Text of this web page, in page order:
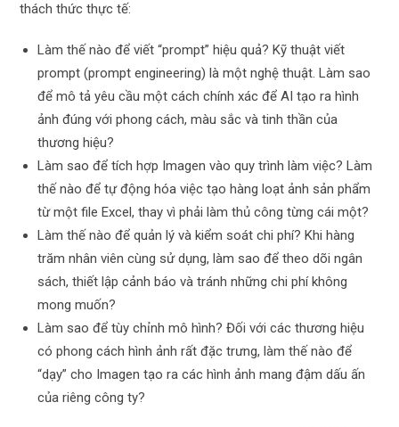
thách thức thực tế:
Làm thế nào để viết “prompt” hiệu quả? Kỹ thuật viết
prompt (prompt engineering) là một nghệ thuật. Làm sao
để mô tả yêu cầu một cách chính xác để AI tạo ra hình
ảnh đúng với phong cách, màu sắc và tinh thần của
thương hiệu?
Làm sao để tích hợp Imagen vào quy trình làm việc? Làm
thế nào để tự động hóa việc tạo hàng loạt ảnh sản phẩm
từ một file Excel, thay vì phải làm thủ công từng cái một?
Làm thế nào để quản lý và kiểm soát chi phí? Khi hàng
trăm nhân viên cùng sử dụng, làm sao để theo dõi ngân
sách, thiết lập cảnh báo và tránh những chi phí không
mong muốn?
Làm sao để tùy chỉnh mô hình? Đối với các thương hiệu
có phong cách hình ảnh rất đặc trưng, làm thế nào để
“dạy” cho Imagen tạo ra các hình ảnh mang đậm dấu ấn
của riêng công ty?